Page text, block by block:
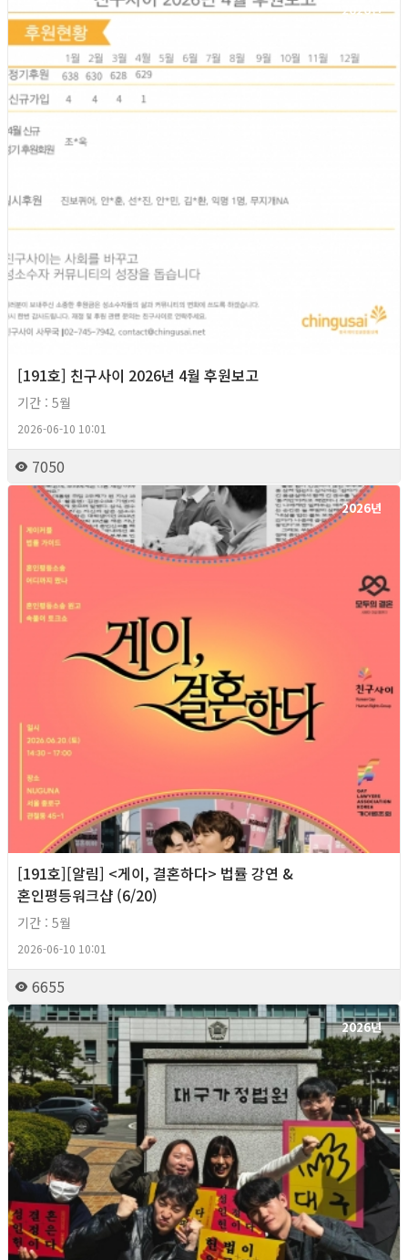
2026년
[191호] 친구사이 2026년 4월 후원보고
기간 : 5월
2026-06-10 10:01
7050
2026년
[191호][알림] <게이, 결혼하다> 법률 강연 &
혼인평등워크샵 (6/20)
기간 : 5월
2026-06-10 10:01
6655
2026년